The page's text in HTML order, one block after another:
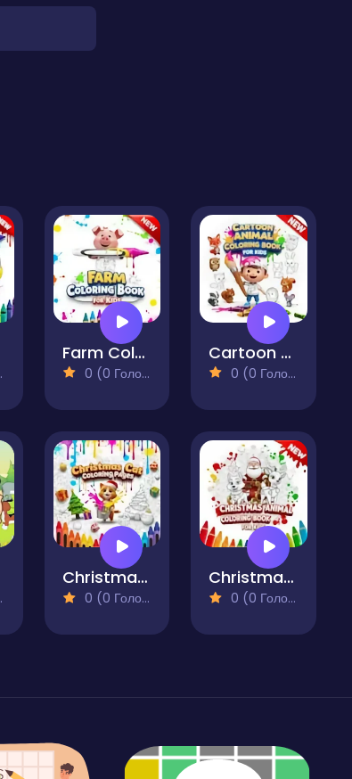
Farm Coloring Book for Kids
0 (0 Голосів)
Cartoon Animal Coloring Book for Kids
0 (0 Голосів)
Christmas Cat Coloring Pages
0 (0 Голосів)
Christmas Animal Coloring Book for Kids
0 (0 Голосів)